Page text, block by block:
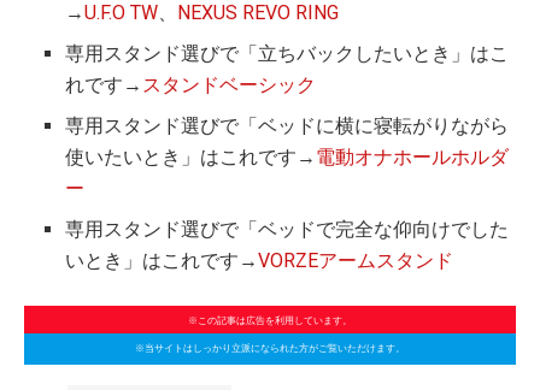
→U.F.O TW、
NEXUS REVO RING
専用スタンド選びで「立ちバックしたいとき」はこ
れです→ スタンドベーシック
専用スタンド選びで「ベッドに横に寝転がりながら
使いたいとき」はこれです→ 電動オナホールホルダ
ー
専用スタンド選びで「ベッドで完全な仰向けでした
いとき」はこれです→VORZEアームスタンド
※この記事は広告を利用しています。
※当サイトはしっかり立派になられた方がご覧いただけます。